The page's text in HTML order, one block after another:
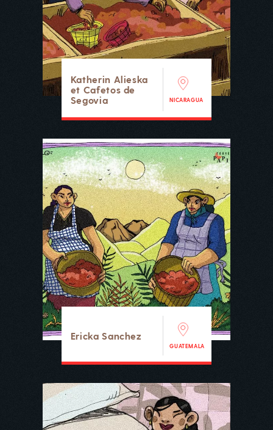
Katherin Alieska
et Cafetos de
Segovia
NICARAGUA
Ericka Sanchez
GUATEMALA